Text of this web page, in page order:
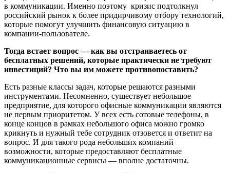
в коммуникации. Именно поэтому кризис подтолкнул
российский рынок к более придирчивому отбору технологий,
которые помогут улучшить финансовую ситуацию в
компании-пользователе.
Тогда встает вопрос — как вы отстраиваетесь от
бесплатных решений, которые практически не требуют
инвестиций? Что вы им можете противопоставить?
Есть разные классы задач, которые решаются разными
инструментами. Несомненно, существует небольшое
предприятие, для которого офисные коммуникации являются
не первым приоритетом. У всех есть сотовые телефоны, в
конце концов в рамках небольшого офиса можно громко
крикнуть и нужный тебе сотрудник отзовется и ответит на
вопрос. И для такого рода небольших компаний
возможности, которые предоставляют бесплатные
коммуникационные сервисы — вполне достаточны.